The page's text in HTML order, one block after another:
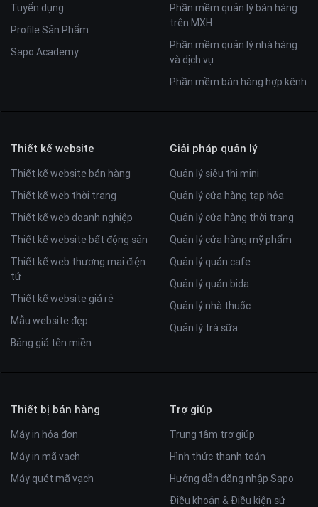
Tuyển dụng
Profile Sản Phẩm
Sapo Academy
Phần mềm quản lý bán hàng
trên MXH
Phần mềm quản lý nhà hàng
và dịch vụ
Phần mềm bán hàng hợp kênh
Thiết kế website
Thiết kế website bán hàng
Thiết kế web thời trang
Thiết kế web doanh nghiệp
Thiết kế website bất động sản
Thiết kế web thương mại điện
tử
Thiết kế website giá rẻ
Mẫu website đẹp
Bảng giá tên miền
Giải pháp quản lý
Quản lý siêu thị mini
Quản lý cửa hàng tạp hóa
Quản lý cửa hàng thời trang
Quản lý cửa hàng mỹ phẩm
Quản lý quán cafe
Quản lý quán bida
Quản lý nhà thuốc
Quản lý trà sữa
Thiết bị bán hàng
Máy in hóa đơn
Máy in mã vạch
Máy quét mã vạch
Trợ giúp
Trung tâm trợ giúp
Hình thức thanh toán
Hướng dẫn đăng nhập Sapo
Điều khoản & Điều kiện sử